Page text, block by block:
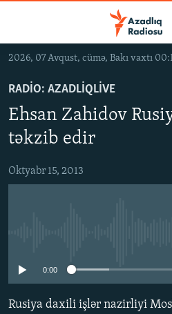
Əsas
qayıt
Əsas
naviqasiyaya
qayıt
keç
KORRUPSIOMETR
#ƏSLINDƏ
FƏRQƏ BAX
VIDEO
FOTOQALEREYA
RADIO ARXIV
OXU ZALI
HAQQIMIZDA
2026, 07 Avqust, cümə, Bakı vaxtı
RADIO: AZADLIQLIVE
Ehsan Zahidov
təkzib edir
Oktyabr 15, 2013
0:00
Rusiya daxili işlər nazirliyi